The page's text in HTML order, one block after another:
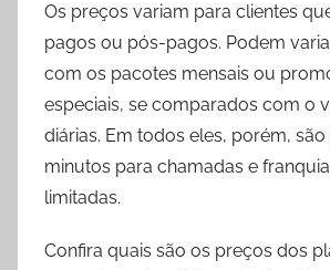
Os preços variam para clientes
pagos ou pós-pagos. Podem
com os pacotes mensais ou
especiais, se comparados com o
diárias. Em todos eles, porém,
minutos para chamadas e
limitadas.
Confira quais são os preços dos